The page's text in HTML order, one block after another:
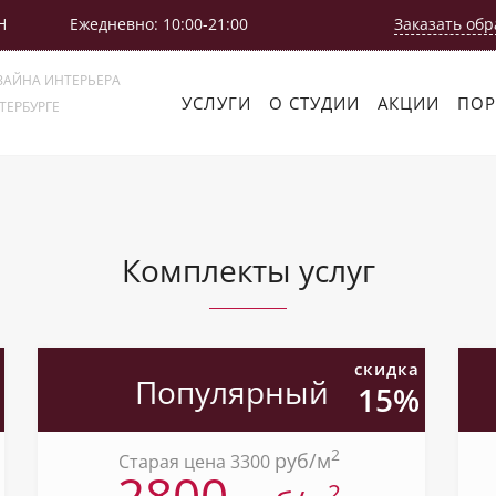
Ежедневно: 10:00-21:00 Заказать
ИНТЕРЬЕРА
УСЛУГИ О СТУДИИ АКЦИИ
Комплекты услуг
скидка
15%
Популярный
Старая цена 3300 pуб/м2